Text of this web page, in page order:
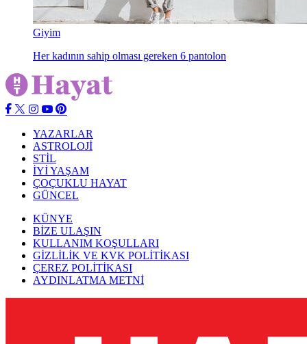
Giyim
Her kadının sahip olması gereken 6 pantolon
YAZARLAR
ASTROLOJİ
STİL
İYİ YAŞAM
ÇOÇUKLU HAYAT
GÜNCEL
KÜNYE
BİZE ULAŞIN
KULLANIM KOŞULLARI
GİZLİLİK VE KVK POLİTİKASI
ÇEREZ POLİTİKASI
AYDINLATMA METNİ